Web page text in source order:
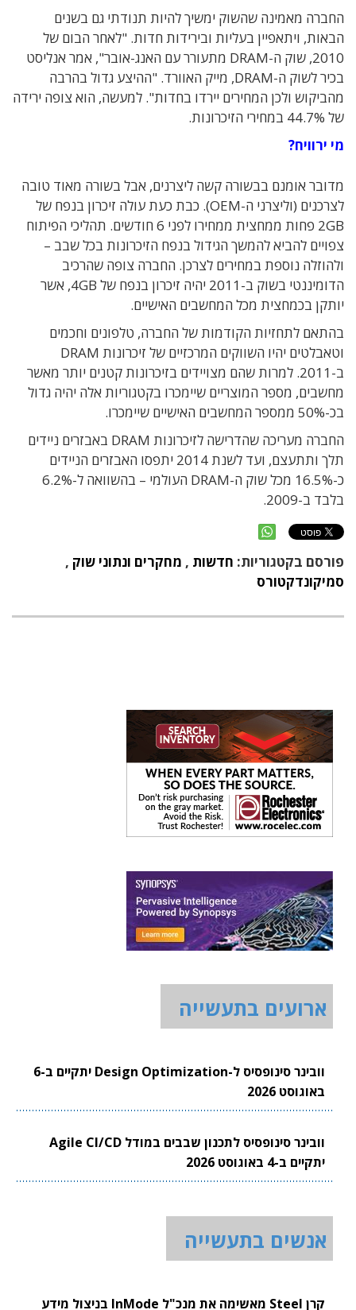
החברה מאמינה שהשוק ימשיך להיות תנודתי גם בשנים
הבאות, ויתאפיין בעליות ובירידות חדות. "לאחר הבום של
2010, שוק ה-DRAM מתעורר עם האנג-אובר", אמר אנליסט
בכיר לשוק ה-DRAM, מייק האוורד. "ההיצע גדול בהרבה
מהביקוש ולכן המחירים יירדו בחדות". למעשה, הוא צופה ירידה
של 44.7% במחירי הזיכרונות.
מי ירוויח?
מדובר אומנם בבשורה קשה ליצרנים, אבל בשורה מאוד טובה
לצרכנים (וליצרני ה-OEM). כבת כעת עולה זיכרון בנפח של
2GB פחות ממחצית ממחירו לפני 6 חודשים. תהליכי הפיתוח
צפויים להביא להמשך הגידול בנפח הזיכרונות בכל שבב –
ולהוזלה נוספת במחירים לצרכן. החברה צופה שהרכיב
הדומיננטי בשוק ב-2011 יהיה זיכרון בנפח של 4GB, אשר
יותקן בכמחצית מכל המחשבים האישיים.
בהתאם לתחזיות הקודמות של החברה, טלפונים וחכמים
וטאבלטים יהיו השווקים המרכזיים של זיכרונות DRAM
ב-2011. למרות שהם מצויידים בזיכרונות קטנים יותר מאשר
מחשבים, מספר המוצריים שיימכרו בקטגוריות אלה יהיה גדול
בכ-50% ממספר המחשבים האישיים שיימכרו.
החברה מעריכה שהדרישה לזיכרונות DRAM באבזרים ניידים
תלך ותתעצם, ועד לשנת 2014 יתפסו האבזרים הניידים
כ-16.5% מכל שוק ה-DRAM העולמי – בהשוואה ל-6.2%
בלבד ב-2009.
פורסם בקטגוריות: חדשות , מחקרים ונתוני שוק ,
סמיקונדקטורס
ארועים בתעשייה
וובינר סינופסיס ל-Design Optimization יתקיים ב-6
באוגוסט 2026
וובינר סינופסיס לתכנון שבבים במודל Agile CI/CD
יתקיים ב-4 באוגוסט 2026
אנשים בתעשייה
קרן Steel מאשימה את מנכ"ל InMode בניצול מידע